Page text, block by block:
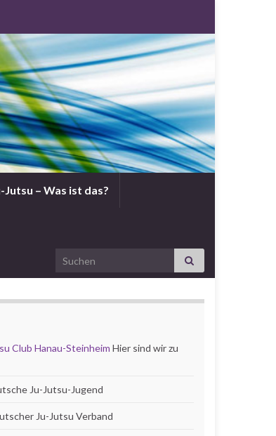
Jutsu – Was ist das?
Search for:
Club Hanau-Steinheim Hier sind wir zu
Ju-Jutsu-Jugend
Ju-Jutsu Verband